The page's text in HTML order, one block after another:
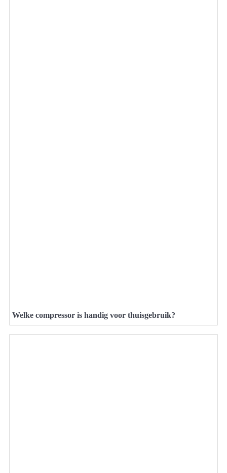
Welke compressor is handig voor thuisgebruik?